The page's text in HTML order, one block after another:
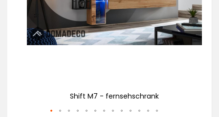
Shift M7 - fernsehschrank